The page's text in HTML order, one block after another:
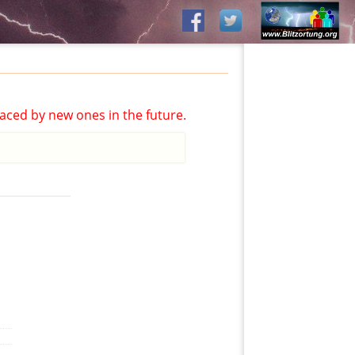
by new ones in the future.